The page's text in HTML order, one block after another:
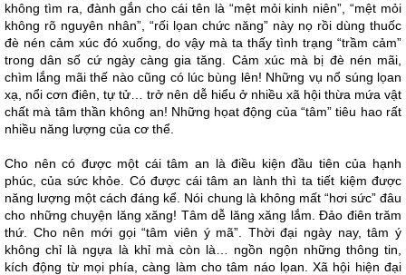
không tìm ra, đành gắn cho cái tên là “mệt mỏi kinh niên”, “mệt mỏi
không rõ nguyên nhân”, “rối lọan chức năng” này nọ rồi dùng thuốc
đè nén cảm xúc đó xuống, do vậy mà ta thấy tình trạng “trầm cảm”
trong dân số cứ ngày càng gia tăng. Cảm xúc mà bị đè nén mãi,
chìm lắng mãi thế nào cũng có lúc bùng lên! Những vụ nổ súng lọan
xạ, nổi cơn điên, tự tử… trở nên dễ hiểu ở nhiều xã hội thừa mứa vật
chất mà tâm thần không an! Những họat động của “tâm” tiêu hao rất
nhiều năng lượng của cơ thể.
Cho nên có được một cái tâm an là điều kiện đầu tiên của hạnh
phúc, của sức khỏe. Có được cái tâm an lành thì ta tiết kiệm được
năng lượng một cách đáng kể. Nói chung là không mất “hơi sức” đâu
cho những chuyện lăng xăng! Tâm dễ lăng xăng lắm. Đảo điên trăm
thứ. Cho nên mới gọi “tâm viên ý mã”. Thời đại ngày nay, tâm ý
không chỉ là ngựa là khỉ mà còn là… ngồn ngộn những thông tin,
kích động từ mọi phía, càng làm cho tâm náo lọan. Xã hội hiện đại